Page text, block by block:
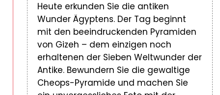
Heute erkunden Sie die antiken
Wunder Ägyptens. Der Tag beginnt
mit den beeindruckenden Pyramiden
von Gizeh – dem einzigen noch
erhaltenen der Sieben Weltwunder der
Antike. Bewundern Sie die gewaltige
Cheops-Pyramide und machen Sie